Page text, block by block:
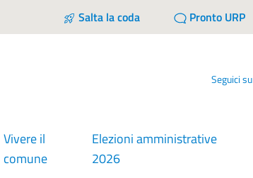
Salta la coda Pronto URP
Seguici su
Vivere il
comune
Elezioni amministrative
2026